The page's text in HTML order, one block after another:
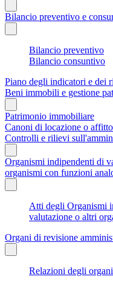
Bilancio preventivo e
Bilancio preventivo
Bilancio consuntivo
Piano degli indicatori e dei
Beni immobili e gestione
Patrimonio immobiliare
Canoni di locazione o affitto
Controlli e rilievi
Organismi indipendenti di
organismi con funzioni
Atti degli Organismi
valutazione o altri
Organi di revisione
Relazioni degli